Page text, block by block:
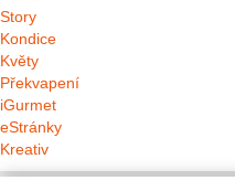
Story
Kondice
Květy
Překvapení
iGurmet
eStránky
Kreativ